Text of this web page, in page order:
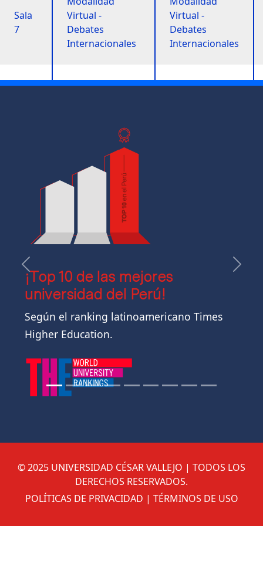
Sala
7
Virtual -
Debates
Internacionales
Virtual -
Debates
Internacionales
¡Top 10 de las mejores
universidad del Perú!
Según el ranking latinoamericano Times
Higher Education.
Anterior
© 2025 UNIVERSIDAD CÉSAR VALLEJO | TODOS LOS
DERECHOS RESERVADOS.
POLÍTICAS DE PRIVACIDAD | TÉRMINOS DE USO